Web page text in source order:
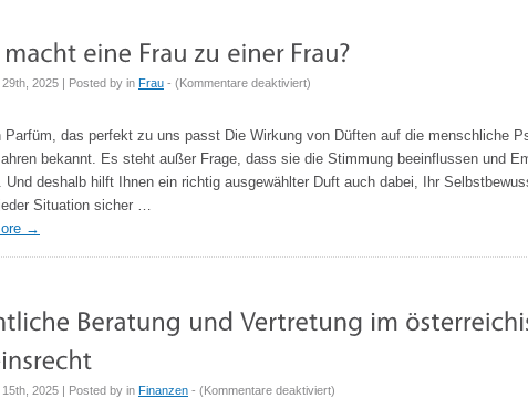
Beratung
ist
2025 | Posted by in Frau - (Kommentare deaktiviertfür
macht
eine
Frau
)
Parfüm, das perfekt zu uns passt Die Wirkung von Düften auf die menschliche
bekannt. Es steht außer Frage, dass sie die Stimmung beeinflussen und
Und deshalb hilft Ihnen ein richtig ausgewählter Duft auch dabei, Ihr
Situation sicher …
→
2025 | Posted by in Finanzen - (Kommentare deaktiviertfür
)